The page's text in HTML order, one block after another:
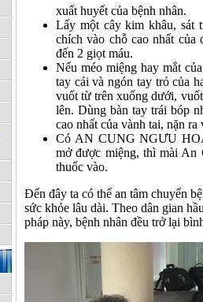
xuất huyết của bệnh nhân.
Lấy một cây kim khâu, sát
chích vào chỗ cao nhất
đến 2 giọt máu.
Nếu méo miệng hay mắt
tay cái và ngón tay trỏ của
vuốt từ trên xuống dưới,
lên. Dùng bàn tay trái bóp
cao nhất của vành tai, nặn ra
Có AN CUNG NGƯU
mở được miệng, thì mài An
thuốc vào.
Đến đây ta có thể an tâm chuyển
sức khỏe lâu dài. Theo dân gian
pháp này, bệnh nhân đều trở lại